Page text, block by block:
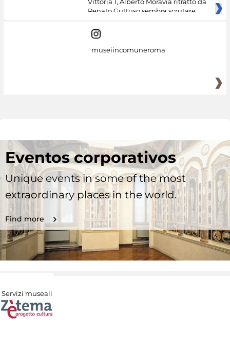
Vittoria 1, Alberto Moravia ritratto da
Renato Guttuso sembra scrutare
museiincomuneroma
Eventos corporativos
Unique events in some of the most
extraordinary places in the world.
Find more
Servizi museali